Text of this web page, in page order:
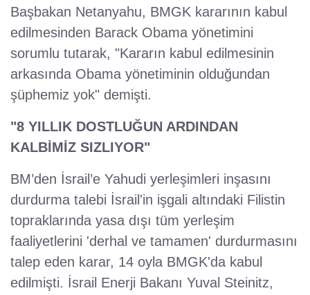
Başbakan Netanyahu, BMGK kararının kabul
edilmesinden Barack Obama yönetimini
sorumlu tutarak, "Kararın kabul edilmesinin
arkasında Obama yönetiminin olduğundan
şüphemiz yok" demişti.
"8 YILLIK DOSTLUĞUN ARDINDAN
KALBİMİZ SIZLIYOR"
BM’den İsrail’e Yahudi yerleşimleri inşasını
durdurma talebi İsrail'in işgali altındaki Filistin
topraklarında yasa dışı tüm yerleşim
faaliyetlerini 'derhal ve tamamen' durdurmasını
talep eden karar, 14 oyla BMGK'da kabul
edilmişti. İsrail Enerji Bakanı Yuval Steinitz,